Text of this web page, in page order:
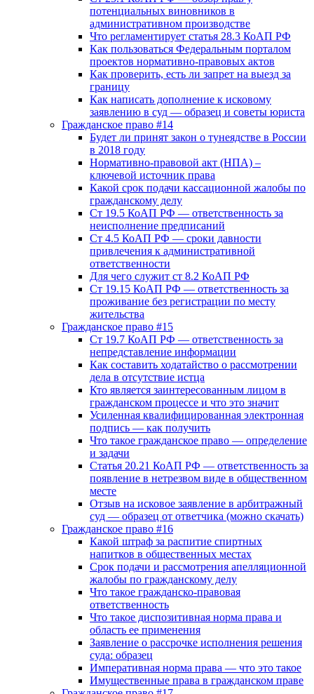
потенциальных виновников в
административном производстве
Что регламентирует статья 28.3 КоАП РФ
Как пользоваться Федеральным порталом
проектов нормативно-правовых актов
Как проверить, есть ли запрет на выезд за
границу
Как написать дополнение к исковому
заявлению в суд — образец и советы юриста
Гражданское право #14
Будет ли принят закон о тунеядстве в России
в 2018 году
Нормативно-правовой акт (НПА) –
ключевой источник права
Какой срок подачи кассационной жалобы по
гражданскому делу
Ст 19.5 КоАП РФ — ответственность за
неисполнение предписаний
Ст 4.5 КоАП РФ — сроки давности
привлечения к административной
ответственности
Для чего служит ст 8.2 КоАП РФ
Ст 19.15 КоАП РФ — ответственность за
проживание без регистрации по месту
жительства
Гражданское право #15
Ст 19.7 КоАП РФ — ответственность за
непредставление информации
Как составить ходатайство о рассмотрении
дела в отсутствие истца
Кто является заинтересованным лицом в
гражданском процессе и что это значит
Усиленная квалифицированная электронная
подпись — как получить
Что такое гражданское право — определение
и задачи
Статья 20.21 КоАП РФ — ответственность за
появление в нетрезвом виде в общественном
месте
Отзыв на исковое заявление в арбитражный
суд — образец от ответчика (можно скачать)
Гражданское право #16
Какой штраф за распитие спиртных
напитков в общественных местах
Срок подачи и рассмотрения апелляционной
жалобы по гражданскому делу
Что такое гражданско-правовая
ответственность
Что такое диспозитивная норма права и
область ее применения
Заявление о рассрочке исполнения решения
суда: образец
Императивная норма права — что это такое
Имущественные права в гражданском праве